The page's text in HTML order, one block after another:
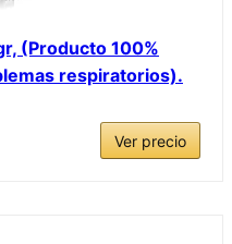
(Producto 100%
respiratorios).
Ver precio